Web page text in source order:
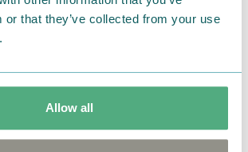
or that they’ve collected from your use
Allow all